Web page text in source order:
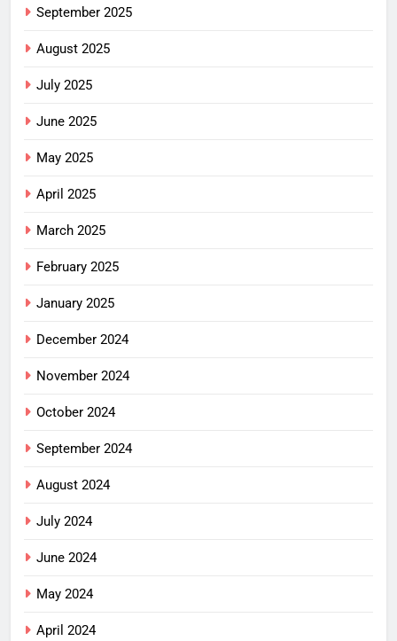
September 2025
August 2025
July 2025
June 2025
May 2025
April 2025
March 2025
February 2025
January 2025
December 2024
November 2024
October 2024
September 2024
August 2024
July 2024
June 2024
May 2024
April 2024